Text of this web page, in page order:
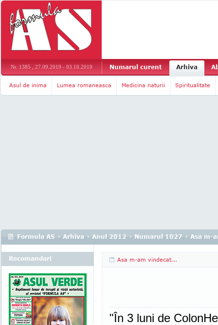
Nr. 1385 , 27.09.2019 - 03.10.2019 Numarul curent Arhiva
Asul de inima Lumea romaneasca Medicina naturii Spiritualitate
Formula AS › Arhiva › Anul 2012 › Numarul 1027 › Asa m-
Asa m-am vindecat...
"În 3 luni de
Recomandari